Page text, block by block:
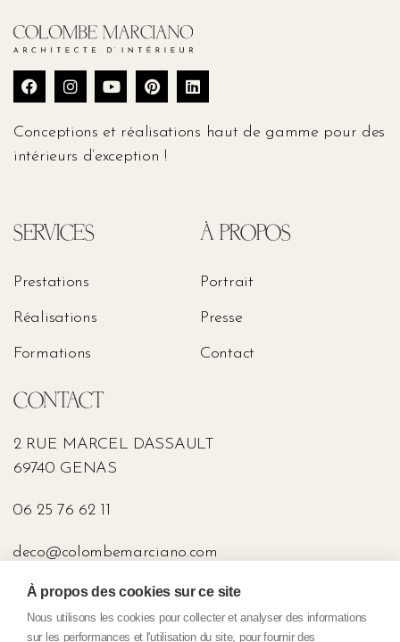
Conceptions et réalisations haut de gamme pour des
intérieurs d’exception !
SERVICES
Prestations
Réalisations
Formations
À PROPOS
Portrait
Presse
Contact
CONTACT
2 RUE MARCEL DASSAULT
69740 GENAS
06 25 76 62 11
deco@colombemarciano.com
PRESSE
À propos des cookies sur ce site
Nous utilisons les cookies pour collecter et analyser des informations
sur les performances et l'utilisation du site, pour fournir des